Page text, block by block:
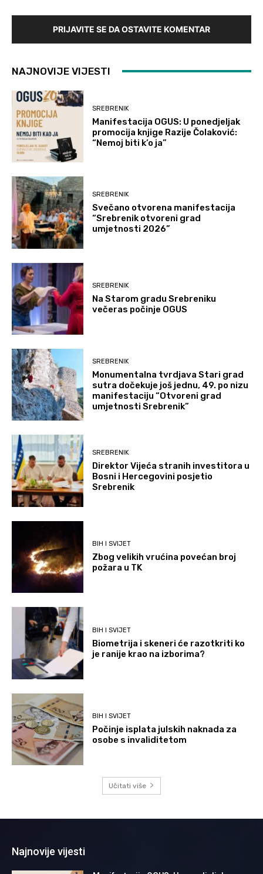
PRIJAVITE SE DA OSTAVITE KOMENTAR
NAJNOVIJE VIJESTI
SREBRENIK
Manifestacija OGUS: U ponedjeljak
promocija knjige Razije Čolaković:
“Nemoj biti k’o ja”
SREBRENIK
Svečano otvorena manifestacija
“Srebrenik otvoreni grad
umjetnosti 2026”
SREBRENIK
Na Starom gradu Srebreniku
večeras počinje OGUS
SREBRENIK
Monumentalna tvrdjava Stari grad
sutra dočekuje još jednu, 49. po nizu
manifestaciju “Otvoreni grad
umjetnosti Srebrenik”
SREBRENIK
Direktor Vijeća stranih investitora u
Bosni i Hercegovini posjetio
Srebrenik
BIH I SVIJET
Zbog velikih vrućina povećan broj
požara u TK
BIH I SVIJET
Biometrija i skeneri će razotkriti ko
je ranije krao na izborima?
BIH I SVIJET
Počinje isplata julskih naknada za
osobe s invaliditetom
Učitati više
Najnovije vijesti